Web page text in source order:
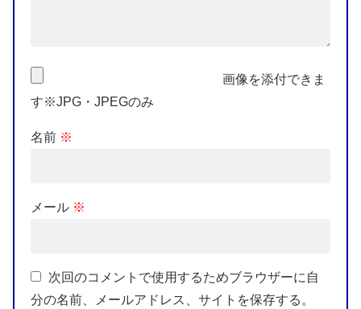
画像を添付できま
す※JPG・JPEGのみ
名前 ※
メール ※
次回のコメントで使用するためブラウザーに自
分の名前、メールアドレス、サイトを保存する。